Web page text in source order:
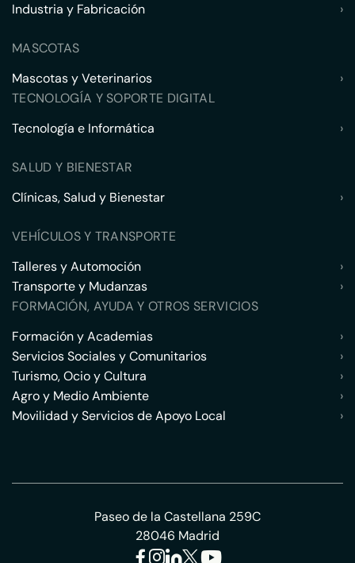
Industria y Fabricación
›
MASCOTAS
Mascotas y Veterinarios
›
TECNOLOGÍA Y SOPORTE DIGITAL
Tecnología e Informática
›
SALUD Y BIENESTAR
Clínicas, Salud y Bienestar
›
VEHÍCULOS Y TRANSPORTE
Talleres y Automoción
›
Transporte y Mudanzas
›
FORMACIÓN, AYUDA Y OTROS SERVICIOS
Formación y Academias
›
Servicios Sociales y Comunitarios
›
Turismo, Ocio y Cultura
›
Agro y Medio Ambiente
›
Movilidad y Servicios de Apoyo Local
›
Paseo de la Castellana 259C
28046 Madrid